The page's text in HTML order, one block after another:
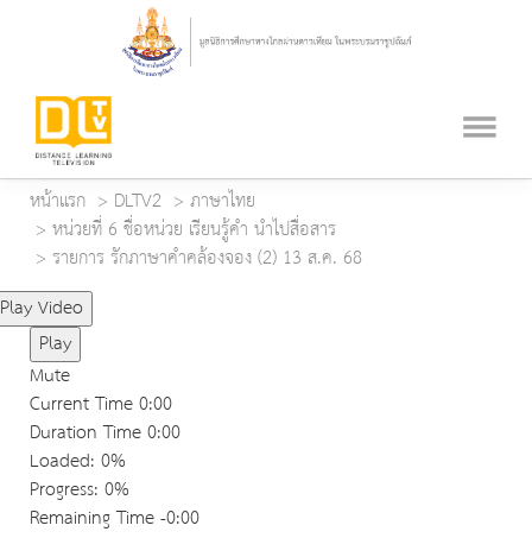
หน้าแรก DLTV2
ภาษาไทย
หน่วยที่ 6 ชื่อหน่วย เรียนรู้คำ นำไปสื่อสาร
รายการ รักภาษาคำคล้องจอง (2) 13 ส.ค. 68
Play Video
Play
Mute
Current Time0:00
Duration Time0:00
Loaded: 0%
Progress: 0%
Remaining Time-0:00